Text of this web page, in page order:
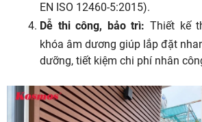
EN ISO 12460-5:2015).
Dễ thi công, bảo trì: Thiết kế
khóa âm dương giúp lắp đặt
dưỡng, tiết kiệm chi phí nhân